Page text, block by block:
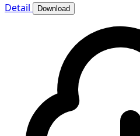
Detail
Download